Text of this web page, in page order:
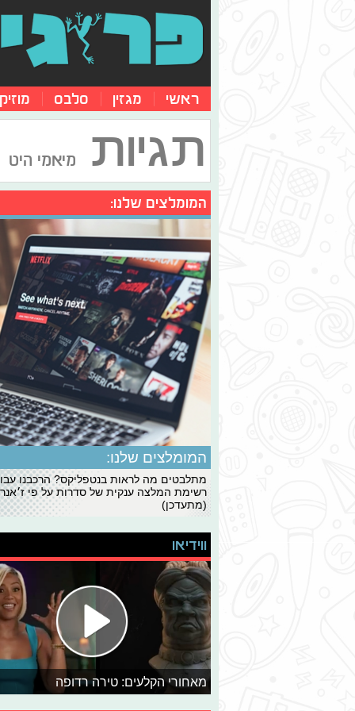
ראשי מגזין סלבס
תגיות מיאמי היט
המומלצים שלנו:
המומלצים שלנו:
מתלבטים מה לראות בנטפליקס? הרכבנו
רשימת המלצה ענקית של סדרות על פי
(מתעדכן)
ווידיאו
מאחורי הקלעים: טירה רדופה